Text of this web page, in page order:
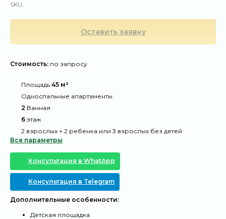
SKU:
Оставить заявку
Стоимость: по запросу
Площадь 45 м²
Односпальные апартаменты
2 Ванная
6 этаж
2 взрослых + 2 ребенка или 3 взрослых без детей
Все параметры
Консультация в WhatApp
Консультация в Telegram
Дополнительные особенности:
Детская площадка